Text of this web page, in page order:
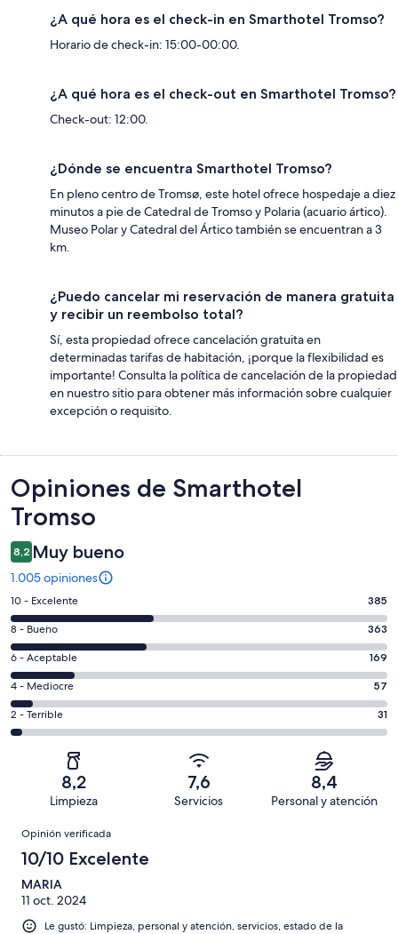
¿A qué hora es el check-in en Smarthotel Tromso?
Horario de check-in: 15:00-00:00.
¿A qué hora es el check-out en Smarthotel Tromso?
Check-out: 12:00.
¿Dónde se encuentra Smarthotel Tromso?
En pleno centro de Tromsø, este hotel ofrece hospedaje a diez
minutos a pie de Catedral de Tromso y Polaria (acuario ártico).
Museo Polar y Catedral del Ártico también se encuentran a 3
km.
¿Puedo cancelar mi reservación de manera gratuita
y recibir un reembolso total?
Sí, esta propiedad ofrece cancelación gratuita en
determinadas tarifas de habitación, ¡porque la flexibilidad es
importante! Consulta la política de cancelación de la propiedad
en nuestro sitio para obtener más información sobre cualquier
excepción o requisito.
Opiniones
Opiniones de Smarthotel
Tromso
8,2 Muy bueno
1.005 opiniones
Evaluación:
10
-
Excelente.
385
de
1005
opiniones
10 - Excelente 385
Evaluación:
8
-
Bueno.
363
de
opiniones
8 - Bueno 363
Evaluación:
6
-
Aceptable.
169
opiniones
6 - Aceptable 169
Evaluación:
4
-
4 - Mediocre 57
Evaluación:
2
1005
2 - Terrible 31
8,2
Limpieza
7,6
Servicios
8,4
Personal y atención
Opiniones
Opinión verificada
10/10 Excelente
MARIA
11 oct. 2024
Le gustó: Limpieza, personal y atención, servicios, estado de la